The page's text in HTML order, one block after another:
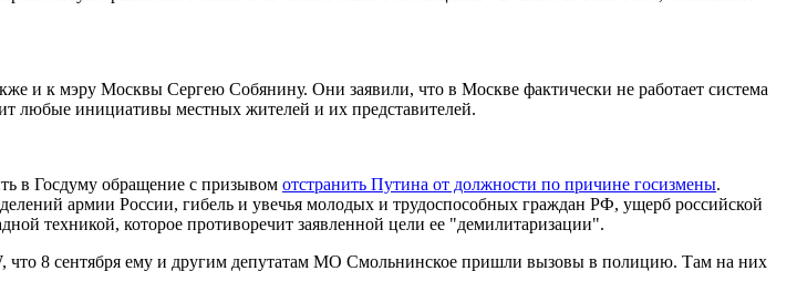
и к мэру Москвы Сергею Собянину. Они заявили, что в Москве фактически не работает система
любые инициативы местных жителей и их представителей.
в Госдуму обращение с призывом отстранить Путина от должности по причине госизмены.
армии России, гибель и увечья молодых и трудоспособных граждан РФ, ущерб российской
техникой, которое противоречит заявленной цели ее "демилитаризации".
8 сентября ему и другим депутатам МО Смольнинское пришли вызовы в полицию. Там на них